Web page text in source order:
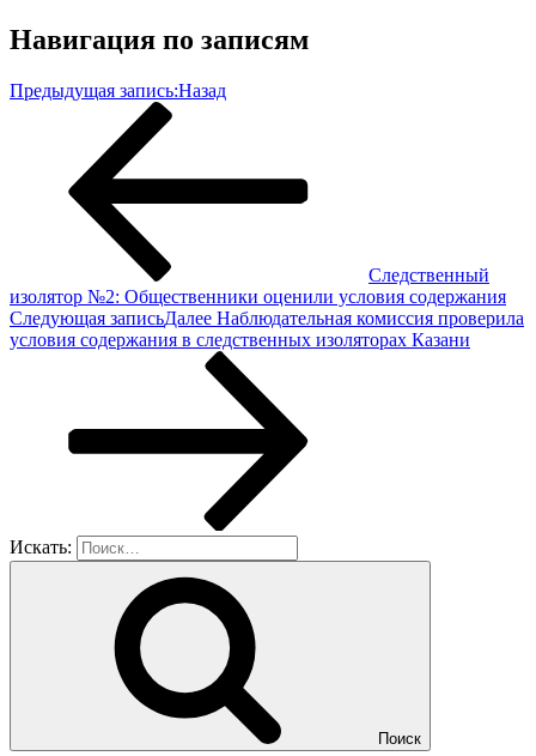
Навигация по записям
Предыдущая запись:Назад
Следственный
изолятор №2: Общественники оценили условия содержания
Следующая записьДалее Наблюдательная комиссия проверила
условия содержания в следственных изоляторах Казани
Искать:
Поиск